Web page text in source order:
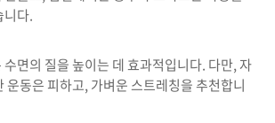
니다.
면의 질을 높이는 데 효과적입니다. 다만, 자
운동은 피하고, 가벼운 스트레칭을 추천합니